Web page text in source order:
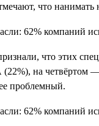
что нанимать
что этих
на
проблемный.